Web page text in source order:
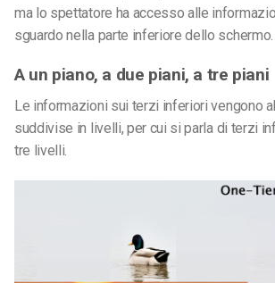
ma lo spettatore ha accesso alle
sguardo nella parte inferiore dello schermo.
A un piano, a due piani, a tre piani
Le informazioni sui terzi inferiori vengono
suddivise in livelli, per cui si parla di terzi
tre livelli.